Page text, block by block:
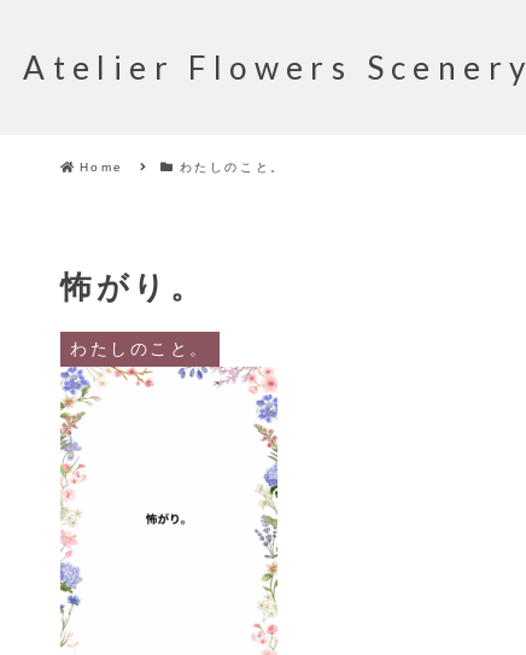
Atelier Flowers Scenery
Home わたしのこと。
怖がり。
わたしのこと。